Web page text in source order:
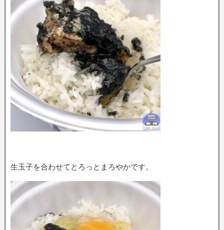
生玉子を合わせてとろっとまろやかです。